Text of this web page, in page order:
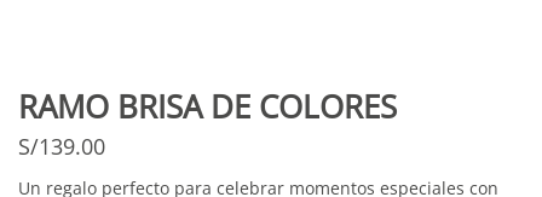
RAMO BRISA DE COLORES
S/139.00
Un regalo perfecto para celebrar momentos especiales con